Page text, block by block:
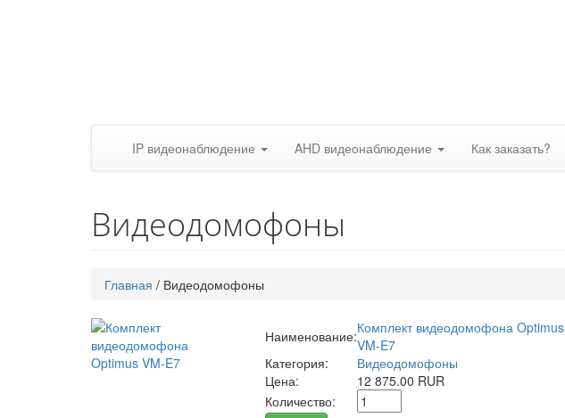
IP видеонаблюдение AHD видеонаблюдение Как заказать?
Видеодомофоны
Главная / Видеодомофоны
Наименование:Комплект видеодомофона Optimus
VM-E7
Категория:
Видеодомофоны
Цена:
12 875.00 RUR
Количество: